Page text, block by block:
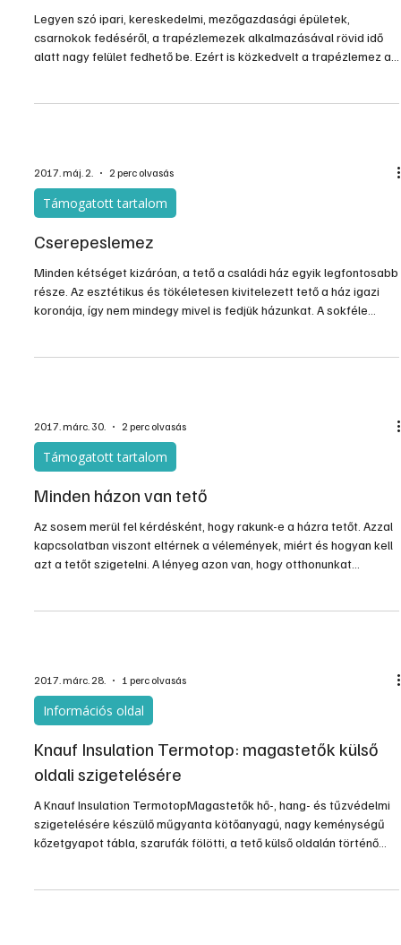
Legyen szó ipari, kereskedelmi, mezőgazdasági épületek,
csarnokok fedéséről, a trapézlemezek alkalmazásával rövid idő
alatt nagy felület fedhető be. Ezért is közkedvelt a trapézlemez az
2017. máj. 2. 2 perc olvasás
Támogatott tartalom
Cserepeslemez
Minden kétséget kizáróan, a tető a családi ház egyik legfontosabb
része. Az esztétikus és tökéletesen kivitelezett tető a ház igazi
koronája, így nem mindegy mivel is fedjük házunkat. A sokféle
2017. márc. 30. 2 perc olvasás
Támogatott tartalom
Minden házon van tető
Az sosem merül fel kérdésként, hogy rakunk-e a házra tetőt. Azzal
kapcsolatban viszont eltérnek a vélemények, miért és hogyan kell
azt a tetőt szigetelni. A lényeg azon van, hogy otthonunkat
2017. márc. 28. 1 perc olvasás
Információs oldal
Knauf Insulation Termotop: magastetők külső
oldali szigetelésére
A Knauf Insulation TermotopMagastetők hő-, hang- és tűzvédelmi
szigetelésére készülő műgyanta kötőanyagú, nagy keménységű
kőzetgyapot tábla, szarufák fölötti, a tető külső oldalán történő